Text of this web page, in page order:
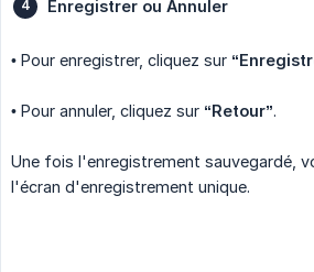
Enregistrer ou Annuler
• Pour enregistrer, cliquez sur
• Pour annuler, cliquez sur “Retour”.
Une fois l'enregistrement sauvegardé,
l'écran d'enregistrement unique.